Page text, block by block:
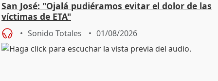
San José: "Ojalá pudiéramos evitar el dolor de las
víctimas de ETA"
Sonido Totales 01/08/2026